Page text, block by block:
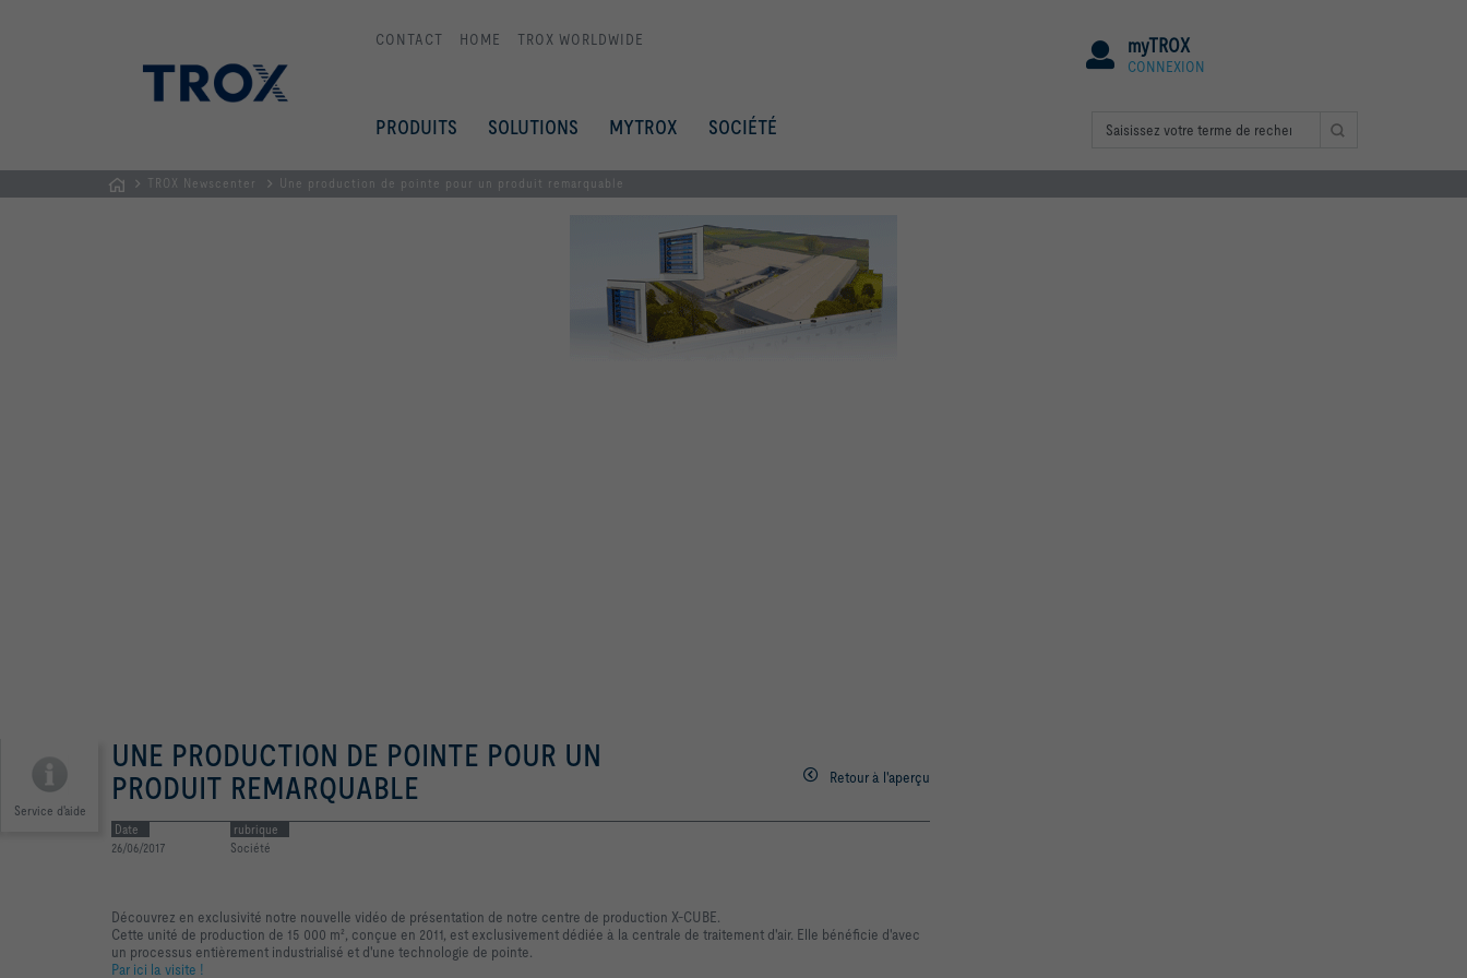
CONTACT HOME TROX WORLDWIDE myTROX
CONNEXION
PRODUITS SOLUTIONS MYTROX SOCIÉTÉ
TROX Newscenter Une production de pointe pour un produit remarquable​
Service d'aide
UNE PRODUCTION DE POINTE POUR UN
PRODUIT REMARQUABLE​
Retour à l'aperçu
Date
26/06/2017
rubrique
Société
Découvrez en exclusivité notre nouvelle vidéo de présentation de notre centre de production X-CUBE.
Cette unité de production de 15 000 m², conçue en 2011, est exclusivement dédiée à la centrale de traitement d'air. Elle bénéficie d'avec
un processus entièrement industrialisé et d'une technologie de pointe.
Par ici la visite !